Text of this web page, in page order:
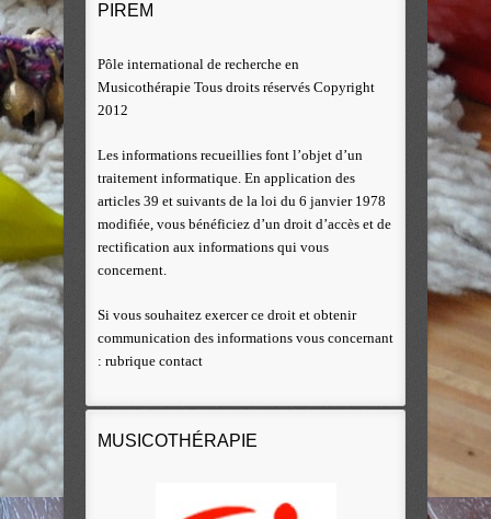
PIREM
Pôle international de recherche en
Musicothérapie Tous droits réservés Copyright
2012
Les informations recueillies font l’objet d’un
traitement informatique. En application des
articles 39 et suivants de la loi du 6 janvier 1978
modifiée, vous bénéficiez d’un droit d’accès et de
rectification aux informations qui vous
concernent.
Si vous souhaitez exercer ce droit et obtenir
communication des informations vous concernant
: rubrique contact
MUSICOTHÉRAPIE